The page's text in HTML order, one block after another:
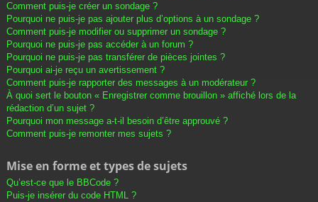
Comment puis-je créer un sondage ?
Pourquoi ne puis-je pas ajouter plus d’options à un sondage ?
Comment puis-je modifier ou supprimer un sondage ?
Pourquoi ne puis-je pas accéder à un forum ?
Pourquoi ne puis-je pas transférer de pièces jointes ?
Pourquoi ai-je reçu un avertissement ?
Comment puis-je rapporter des messages à un modérateur ?
À quoi sert le bouton « Enregistrer comme brouillon » affiché lors de la
rédaction d’un sujet ?
Pourquoi mon message a-t-il besoin d’être approuvé ?
Comment puis-je remonter mes sujets ?
Mise en forme et types de sujets
Qu’est-ce que le BBCode ?
Puis-je insérer du code HTML ?